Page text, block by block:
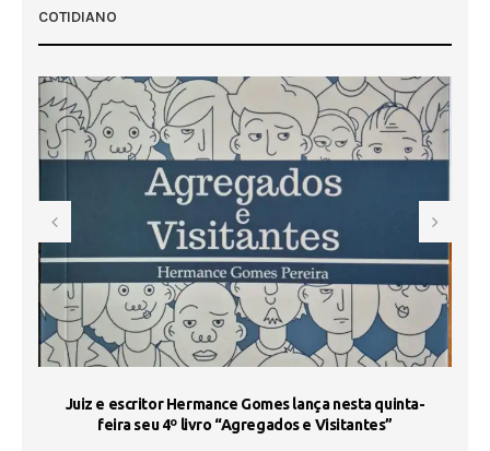
COTIDIANO
Juiz e escritor Hermance Gomes lança nesta quinta-
feira seu 4º livro “Agregados e Visitantes”